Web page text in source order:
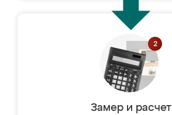
Замер и расчет